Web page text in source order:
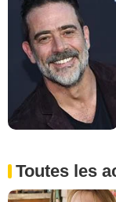
Toutes les